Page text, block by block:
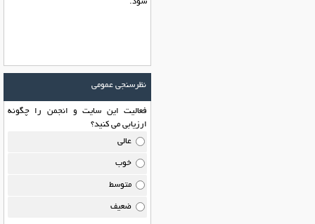
نظرسنجی عمومی
فعالیت این سایت و انجمن را چگونه
ارزیابی می کنید؟
عالی
خوب
متوسط
ضعیف